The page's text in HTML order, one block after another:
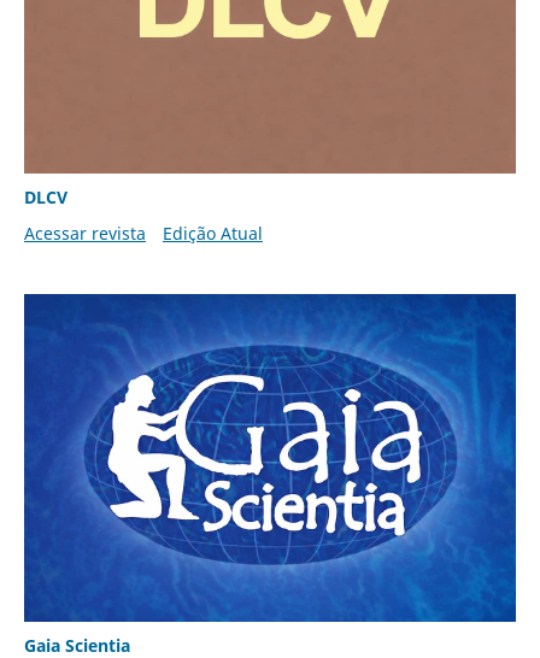
DLCV
Acessar revista
Edição Atual
Gaia Scientia